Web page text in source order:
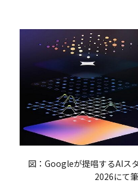
図：Googleが提唱するAIス
2026にて筆